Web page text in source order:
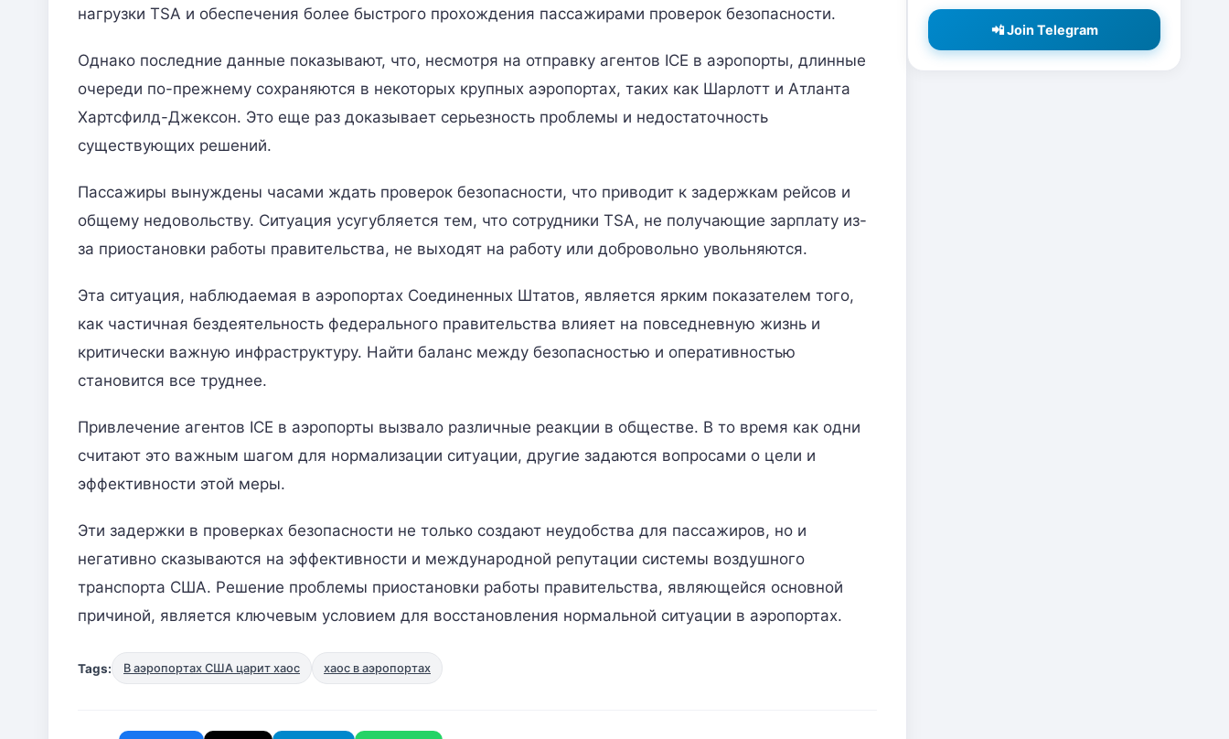
нагрузки TSA и обеспечения более быстрого прохождения пассажирами проверок безопасности.
Однако последние данные показывают, что, несмотря на отправку агентов ICE в аэропорты, длинные
очереди по-прежнему сохраняются в некоторых крупных аэропортах, таких как Шарлотт и Атланта
Хартсфилд-Джексон. Это еще раз доказывает серьезность проблемы и недостаточность
существующих решений.
Пассажиры вынуждены часами ждать проверок безопасности, что приводит к задержкам рейсов и
общему недовольству. Ситуация усугубляется тем, что сотрудники TSA, не получающие зарплату из-
за приостановки работы правительства, не выходят на работу или добровольно увольняются.
Эта ситуация, наблюдаемая в аэропортах Соединенных Штатов, является ярким показателем того,
как частичная бездеятельность федерального правительства влияет на повседневную жизнь и
критически важную инфраструктуру. Найти баланс между безопасностью и оперативностью
становится все труднее.
Привлечение агентов ICE в аэропорты вызвало различные реакции в обществе. В то время как одни
считают это важным шагом для нормализации ситуации, другие задаются вопросами о цели и
эффективности этой меры.
Эти задержки в проверках безопасности не только создают неудобства для пассажиров, но и
негативно сказываются на эффективности и международной репутации системы воздушного
транспорта США. Решение проблемы приостановки работы правительства, являющейся основной
причиной, является ключевым условием для восстановления нормальной ситуации в аэропортах.
Tags: В аэропортах США царит хаос хаос в аэропортах
📲 Join Telegram